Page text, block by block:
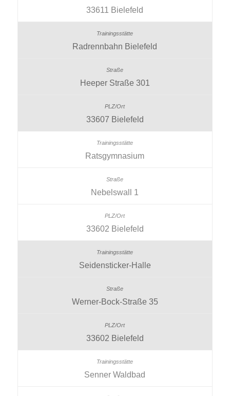
33611 Bielefeld
Radrennbahn Bielefeld
Heeper Straße 301
33607 Bielefeld
Ratsgymnasium
Nebelswall 1
33602 Bielefeld
Seidensticker-Halle
Werner-Bock-Straße 35
33602 Bielefeld
Senner Waldbad